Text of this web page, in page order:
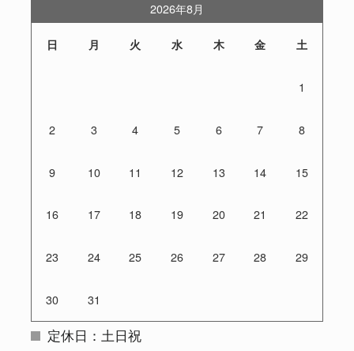
2026年8月
日 月 火 水 木 金 土
1
2 3 4 5 6 7 8
9 10 11 12 13 14 15
16 17 18 19 20 21 22
23 24 25 26 27 28 29
30 31
定休日：土日祝